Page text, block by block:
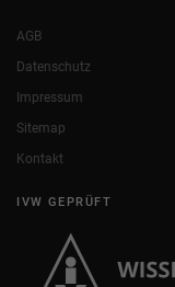
AGB
Datenschutz
Impressum
Sitemap
Kontakt
IVW GEPRÜFT